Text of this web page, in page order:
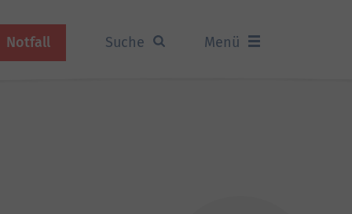
Notfall Suche Menü